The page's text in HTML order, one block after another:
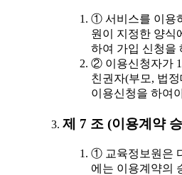
① 서비스를 이용
원이 지정한 양식
하여 가입 신청을
② 이용신청자가
친권자(부모, 법
이용신청을 하여
제 7 조 (이용계약
① 교육정보원은
에는 이용계약의